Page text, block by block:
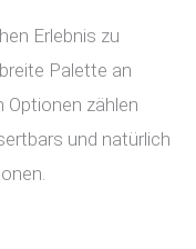
Erlebnis zu
Palette an
Optionen zählen
und natürlich